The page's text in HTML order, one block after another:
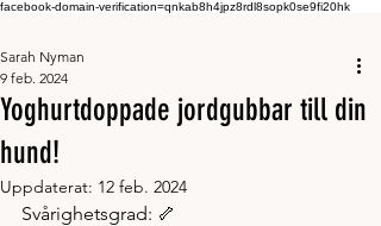
facebook-domain-verification=qnkab8h4jpz8rdl8sopk0se9fi20hk
Yoghurtdoppade jordgubbar till din
hund!
Sarah Nyman
9 feb. 2024
Uppdaterat: 12 feb. 2024
Svårighetsgrad: 🦴